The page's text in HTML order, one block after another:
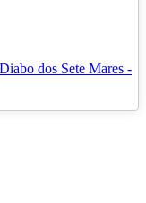
dos Sete Mares -